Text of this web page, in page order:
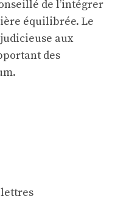
de l’intégrer
équilibrée. Le
aux
des